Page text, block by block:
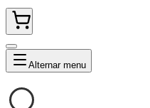
Alternar menu